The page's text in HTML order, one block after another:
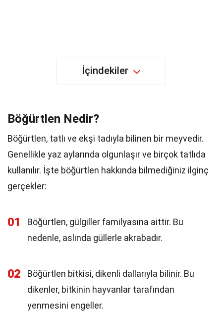
İçindekiler
Böğürtlen Nedir?
Böğürtlen, tatlı ve ekşi tadıyla bilinen bir meyvedir.
Genellikle yaz aylarında olgunlaşır ve birçok tatlıda
kullanılır. İşte böğürtlen hakkında bilmediğiniz ilginç
gerçekler:
01
Böğürtlen, gülgiller familyasına aittir. Bu
nedenle, aslında güllerle akrabadır.
02
Böğürtlen bitkisi, dikenli dallarıyla bilinir. Bu
dikenler, bitkinin hayvanlar tarafından
yenmesini engeller.